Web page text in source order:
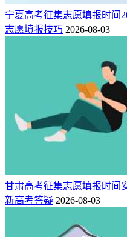
宁夏高考征集志愿填报时间
志愿填报技巧 2026-08-03
甘肃高考征集志愿填报时间
新高考答疑 2026-08-03